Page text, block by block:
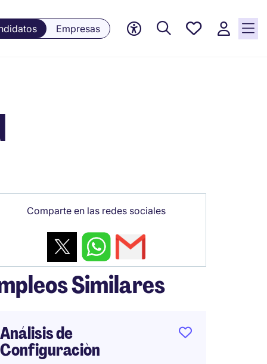
Empresas
Empleos
Comparte en las redes sociales
Similares
Análisis de
Configuraciòn